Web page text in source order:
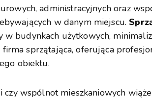
administracyjnych oraz
w danym miejscu.
budynkach użytkowych,
sprzątająca, oferująca
obiektu.
wspólnot mieszkaniowych